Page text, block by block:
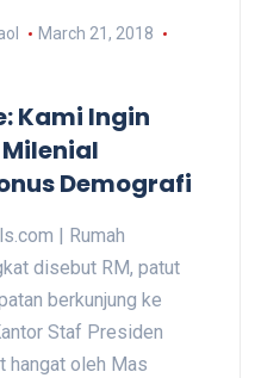
March 21, 2018
Kami Ingin
Demografi
| Rumah
disebut RM, patut
berkunjung ke
Staf Presiden
hangat oleh Mas